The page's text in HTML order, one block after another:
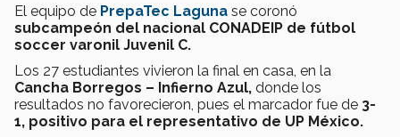
El equipo de PrepaTec Laguna se coronó
subcampeón del nacional CONADEIP de fútbol
soccer varonil Juvenil C.
Los 27 estudiantes vivieron la final en casa, en la
Cancha Borregos – Infierno Azul, donde los
resultados no favorecieron, pues el marcador fue de 3-
1, positivo para el representativo de UP México.